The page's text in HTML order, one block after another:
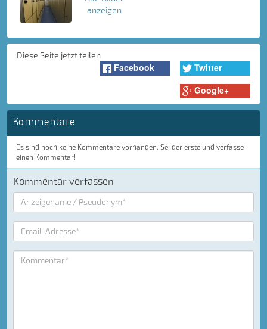
anzeigen
Diese Seite jetzt teilen
Facebook
Twitter
Google+
Kommentare
Es sind noch keine Kommentare vorhanden. Sei der erste und verfasse
einen Kommentar!
Kommentar verfassen